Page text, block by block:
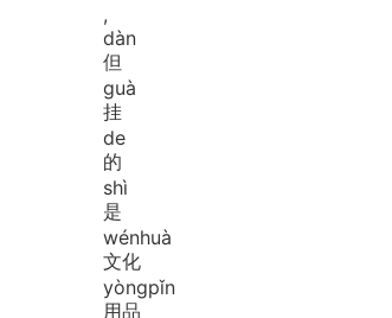
,
dàn
但
guà
挂
de
的
shì
是
wénhuà
文化
yòngpǐn
用品